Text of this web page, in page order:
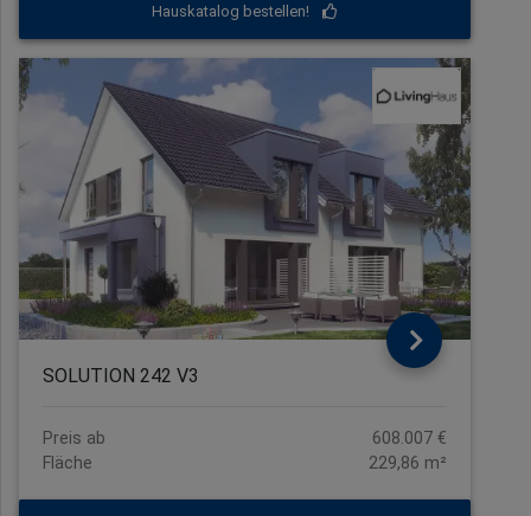
Hauskatalog bestellen!
SOLUTION 242 V3
Preis ab
608.007 €
Fläche
229,86 m²